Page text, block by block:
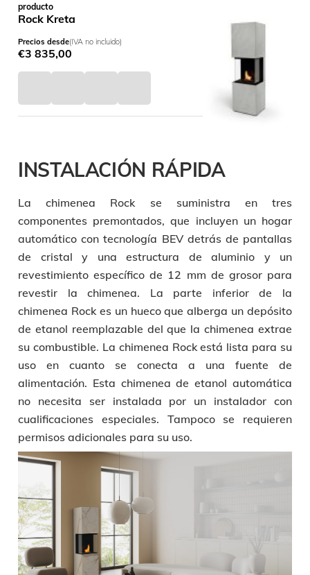
producto
Rock Kreta
Precios desde(IVA no incluido)
€3 835,00
INSTALACIÓN RÁPIDA
La chimenea Rock se suministra en tres
componentes premontados, que incluyen un hogar
automático con tecnología BEV detrás de pantallas
de cristal y una estructura de aluminio y un
revestimiento específico de 12 mm de grosor para
revestir la chimenea. La parte inferior de la
chimenea Rock es un hueco que alberga un depósito
de etanol reemplazable del que la chimenea extrae
su combustible. La chimenea Rock está lista para su
uso en cuanto se conecta a una fuente de
alimentación. Esta chimenea de etanol automática
no necesita ser instalada por un instalador con
cualificaciones especiales. Tampoco se requieren
permisos adicionales para su uso.